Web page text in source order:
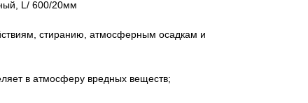
L/ 600/20мм
стиранию, атмосферным осадкам и
в атмосферу вредных веществ;